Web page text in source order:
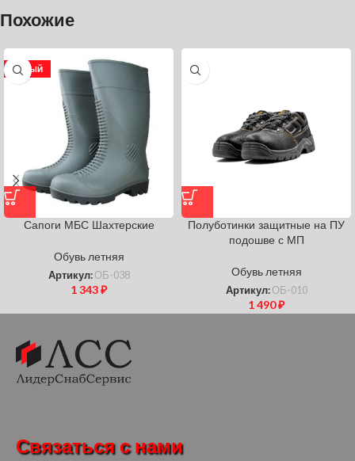
Похожие
НОВЫЙ
Сапоги МБС Шахтерские
Обувь летняя
Артикул: ОБ-038
1 343₽
Полуботинки защитные на ПУ
подошве с МП
Обувь летняя
Артикул: ОБ-010
1 490₽
Связаться с нами